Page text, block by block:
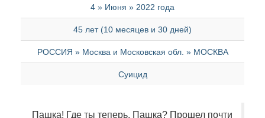
4 » Июня » 2022 года
45 лет (10 месяцев и 30 дней)
РОССИЯ » Москва и Московская обл. » МОСКВА
Суицид
Пашка! Где ты теперь, Пашка? Прошел почти